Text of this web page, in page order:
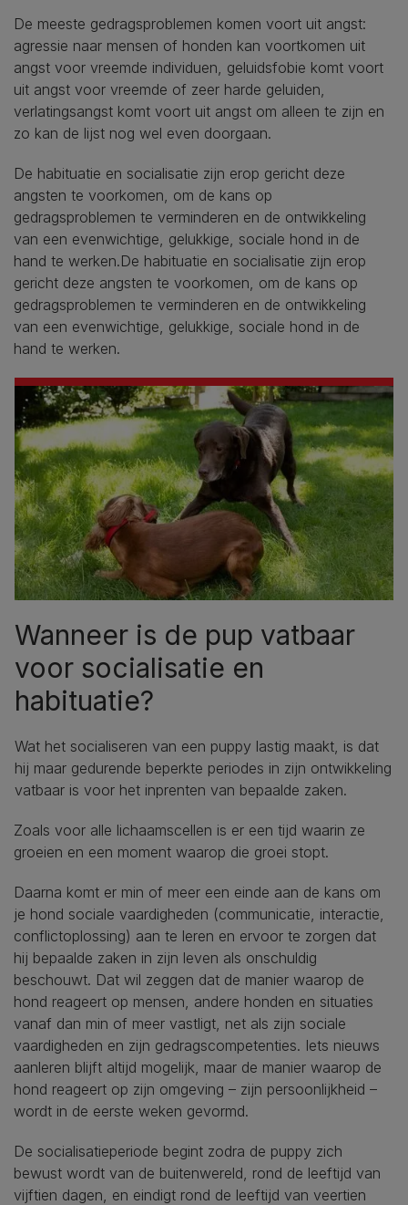
De meeste gedragsproblemen komen voort uit angst:
agressie naar mensen of honden kan voortkomen uit
angst voor vreemde individuen, geluidsfobie komt voort
uit angst voor vreemde of zeer harde geluiden,
verlatingsangst komt voort uit angst om alleen te zijn en
zo kan de lijst nog wel even doorgaan.
De habituatie en socialisatie zijn erop gericht deze
angsten te voorkomen, om de kans op
gedragsproblemen te verminderen en de ontwikkeling
van een evenwichtige, gelukkige, sociale hond in de
hand te werken.De habituatie en socialisatie zijn erop
gericht deze angsten te voorkomen, om de kans op
gedragsproblemen te verminderen en de ontwikkeling
van een evenwichtige, gelukkige, sociale hond in de
hand te werken.
Wanneer is de pup vatbaar
voor socialisatie en
habituatie?
Wat het socialiseren van een puppy lastig maakt, is dat
hij maar gedurende beperkte periodes in zijn ontwikkeling
vatbaar is voor het inprenten van bepaalde zaken.
Zoals voor alle lichaamscellen is er een tijd waarin ze
groeien en een moment waarop die groei stopt.
Daarna komt er min of meer een einde aan de kans om
je hond sociale vaardigheden (communicatie, interactie,
conflictoplossing) aan te leren en ervoor te zorgen dat
hij bepaalde zaken in zijn leven als onschuldig
beschouwt. Dat wil zeggen dat de manier waarop de
hond reageert op mensen, andere honden en situaties
vanaf dan min of meer vastligt, net als zijn sociale
vaardigheden en zijn gedragscompetenties. Iets nieuws
aanleren blijft altijd mogelijk, maar de manier waarop de
hond reageert op zijn omgeving – zijn persoonlijkheid –
wordt in de eerste weken gevormd.
De socialisatieperiode begint zodra de puppy zich
bewust wordt van de buitenwereld, rond de leeftijd van
vijftien dagen, en eindigt rond de leeftijd van veertien